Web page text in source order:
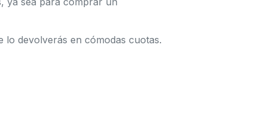
lo devolverás en cómodas cuotas.